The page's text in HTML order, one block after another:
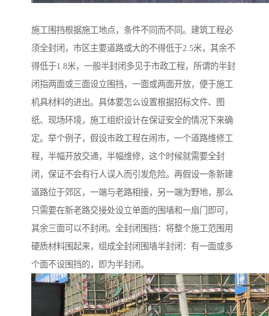
施工围挡根据施工地点，条件不同而不同。建筑工程必
须全封闭，市区主要道路或大的不得低于2.5米，其余不
得低于1.8米，一般半封闭多见于市政工程，所谓的半封
闭指两面或三面设立围挡，一面或两面开放，便于施工
机具材料的进出。具体要怎么设置根据招标文件、图
纸、现场环境，施工组织设计在保证安全的情况下来确
定。举个例子，假设市政工程在闹市，一个道路维修工
程，半幅开放交通，半幅维修，这个时候就需要全封
闭，保证不会有行人误入而引发危险。再假设一条新建
道路位于郊区，一端与老路相接，另一端为野地，那么
只需要在新老路交接处设立单面的围墙和一扇门即可，
其余三面可以不封闭。全封闭围挡：将整个施工范围用
硬质材料围起来，组成全封闭围墙半封闭：有一面或多
个面不设围挡的，即为半封闭。